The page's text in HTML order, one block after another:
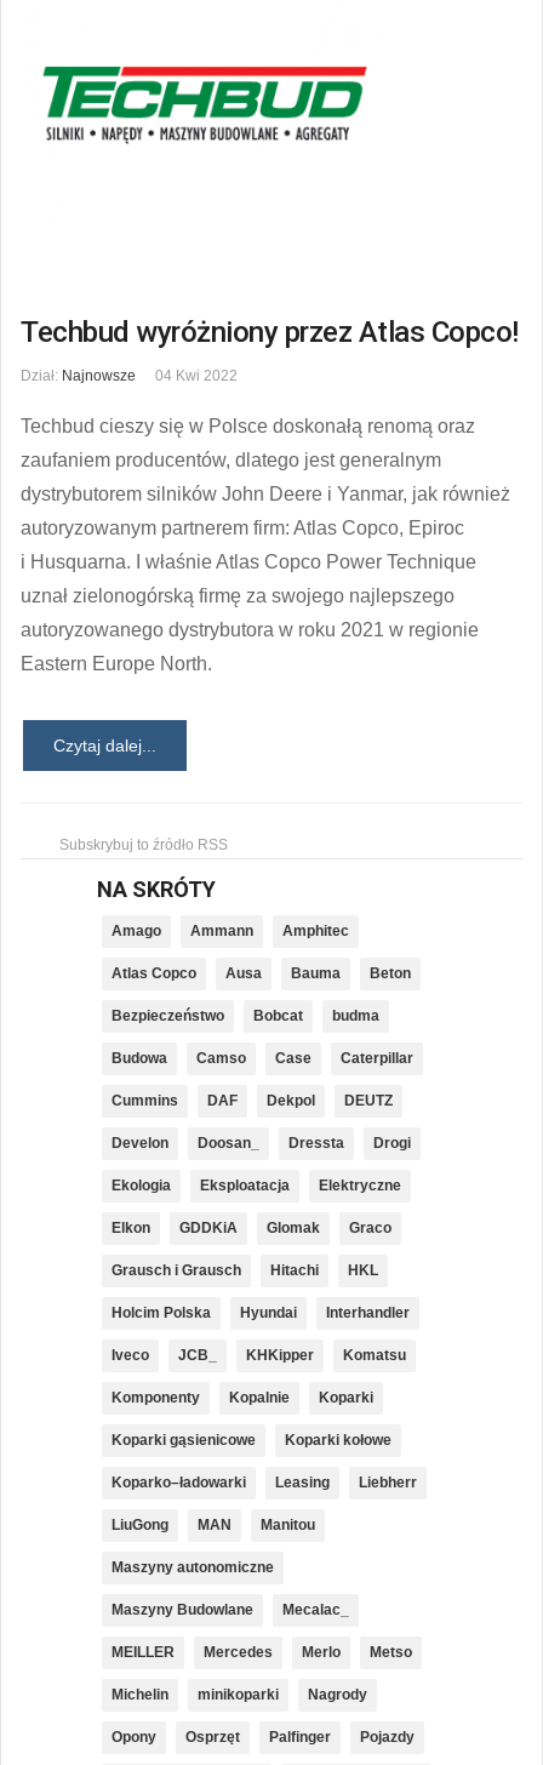
Techbud wyróżniony przez Atlas Copco!
Dział: Najnowsze 04 Kwi 2022
Techbud cieszy się w Polsce doskonałą renomą oraz
zaufaniem producentów, dlatego jest generalnym
dystrybutorem silników John Deere i Yanmar, jak również
autoryzowanym partnerem firm: Atlas Copco, Epiroc
i Husquarna. I właśnie Atlas Copco Power Technique
uznał zielonogórską firmę za swojego najlepszego
autoryzowanego dystrybutora w roku 2021 w regionie
Eastern Europe North.
Czytaj dalej...
Subskrybuj to źródło RSS
NA SKRÓTY
Amago Ammann Amphitec
Atlas Copco Ausa Bauma Beton
Bezpieczeństwo Bobcat budma
Budowa Camso Case Caterpillar
Cummins DAF Dekpol DEUTZ
Develon Doosan_ Dressta Drogi
Ekologia Eksploatacja Elektryczne
Elkon GDDKiA Glomak Graco
Grausch i Grausch Hitachi HKL
Holcim Polska Hyundai Interhandler
Iveco JCB_ KHKipper Komatsu
Komponenty Kopalnie Koparki
Koparki gąsienicowe Koparki kołowe
Koparko–ładowarki Leasing Liebherr
LiuGong MAN Manitou
Maszyny autonomiczne
Maszyny Budowlane Mecalac_
MEILLER Mercedes Merlo Metso
Michelin minikoparki Nagrody
Opony Osprzęt Palfinger Pojazdy